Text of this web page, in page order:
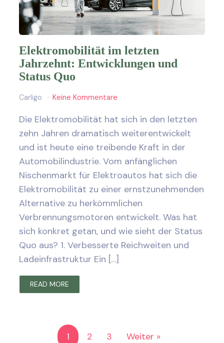
Elektromobilität im letzten
Jahrzehnt: Entwicklungen und
Status Quo
Carligo Keine Kommentare
Die Elektromobilität hat sich in den letzten
zehn Jahren dramatisch weiterentwickelt
und ist heute eine treibende Kraft in der
Automobilindustrie. Vom anfänglichen
Nischenmarkt für Elektroautos hat sich die
Elektromobilität zu einer ernstzunehmenden
Alternative zu herkömmlichen
Verbrennungsmotoren entwickelt. Was hat
sich konkret getan, und wie sieht der Status
Quo aus? 1. Verbesserte Reichweiten und
Ladeinfrastruktur Ein […]
READ MORE
1 2 3 Weiter »